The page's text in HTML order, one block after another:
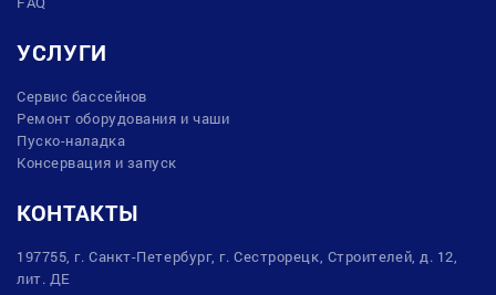
УСЛУГИ
Сервис бассейнов
Ремонт оборудования и чаши
Пуско-наладка
Консервация и запуск
КОНТАКТЫ
197755, г. Санкт-Петербург, г. Сестрорецк, Строителей, д. 12,
лит. ДЕ